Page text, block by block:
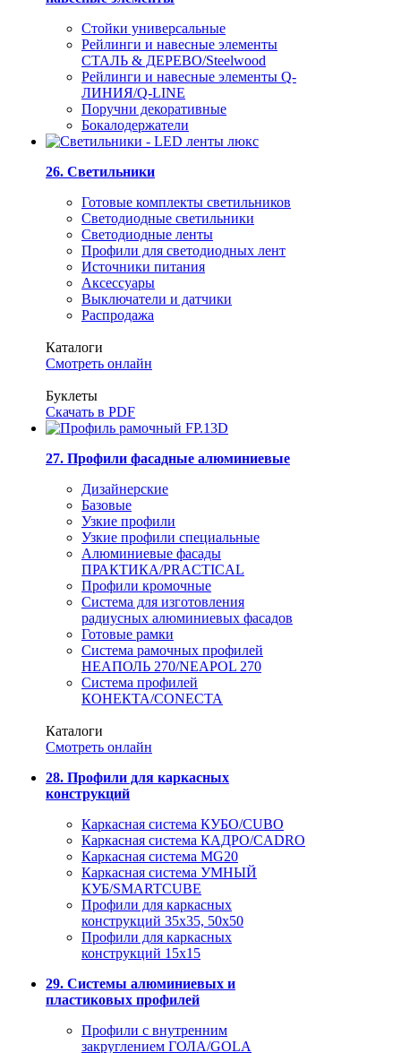
Стойки универсальные
Рейлинги и навесные элементы
СТАЛЬ & ДЕРЕВО/Steelwood
Рейлинги и навесные элементы Q-
ЛИНИЯ/Q-LINE
Поручни декоративные
Бокалодержатели
26. Светильники
Готовые комплекты светильников
Светодиодные светильники
Светодиодные ленты
Профили для светодиодных лент
Источники питания
Аксессуары
Выключатели и датчики
Распродажа
Каталоги
Смотреть онлайн
Буклеты
Скачать в PDF
27. Профили фасадные алюминиевые
Дизайнерские
Базовые
Узкие профили
Узкие профили специальные
Алюминиевые фасады
ПРАКТИКА/PRACTICAL
Профили кромочные
Система для изготовления
радиусных алюминиевых фасадов
Готовые рамки
Система рамочных профилей
НЕАПОЛЬ 270/NEAPOL 270
Система профилей
КОНЕКТА/CONECTA
Каталоги
Смотреть онлайн
28. Профили для каркасных
конструкций
Каркасная система КУБО/CUBO
Каркасная система КАДРО/CADRO
Каркасная система MG20
Каркасная система УМНЫЙ
КУБ/SMARTCUBE
Профили для каркасных
конструкций 35x35, 50x50
Профили для каркасных
конструкций 15х15
29. Системы алюминиевых и
пластиковых профилей
Профили с внутренним
закруглением ГОЛА/GOLA